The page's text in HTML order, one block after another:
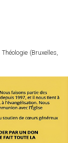
(Bruxelles,